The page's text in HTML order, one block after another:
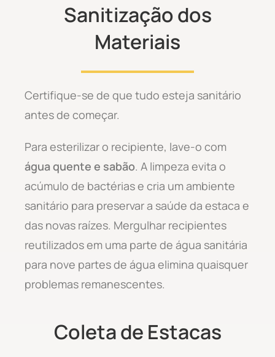
Sanitização dos
Materiais
Certifique-se de que tudo esteja sanitário
antes de começar.
Para esterilizar o recipiente, lave-o com
água quente e sabão. A limpeza evita o
acúmulo de bactérias e cria um ambiente
sanitário para preservar a saúde da estaca e
das novas raízes. Mergulhar recipientes
reutilizados em uma parte de água sanitária
para nove partes de água elimina quaisquer
problemas remanescentes.
Coleta de Estacas